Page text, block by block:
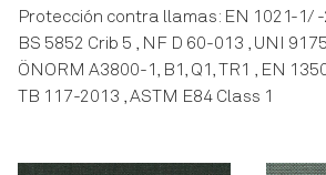
Protección contra llamas: EN 1021-1/ -
BS 5852 Crib 5 , NF D 60-013 , UNI
ÖNORM A3800-1, B1, Q1, TR1 , EN
TB 117-2013 , ASTM E84 Class 1